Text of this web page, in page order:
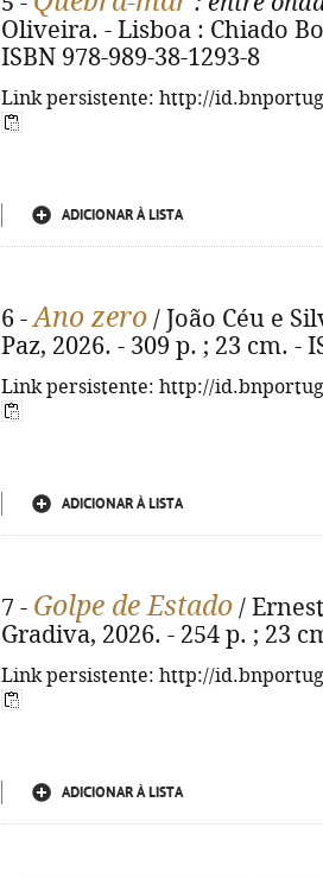
Oliveira. - Lisboa : Chiado
ISBN 978-989-38-1293-8
Link persistente: http://
ADICIONAR À LISTA
6 -Ano zero / João Céu e
Paz, 2026. - 309 p. ; 23 cm. -
Link persistente: http://
ADICIONAR À LISTA
7 - Golpe de Estado /
Gradiva, 2026. - 254 p. ; 23
Link persistente: http://
ADICIONAR À LISTA